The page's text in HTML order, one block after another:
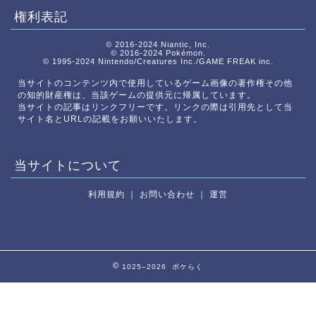
権利表記
© 2016-2024 Niantic, Inc.
© 2016-2024 Pokémon.
© 1995-2024 Nintendo/Creatures Inc./GAME FREAK inc.
当サイトのコンテンツ内で使用しているゲーム画像の著作権その他
の知的財産権は、当該ゲームの提供元に帰属しています。
当サイトの記事はリンクフリーです。リンクの際は引用先として当
サイト名とURLの記載をお願いいたします。
当サイトについて
利用規約 ｜ お問い合わせ ｜ 運営
1025–2026 ポケらく